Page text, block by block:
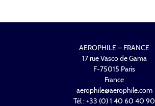
AEROPHILE – FRANCE
17 rue Vasco de Gama
F-75015 Paris
France
aerophile@aerophile.com
Tél : +33 (0) 1 40 60 40 90